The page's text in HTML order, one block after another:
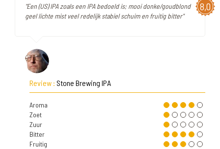
8,0
"Een (US) IPA zoals een IPA bedoeld is; mooi donke/goudblond
geel lichte mist veel redelijk stabiel schuim en fruitig bitter"
Review : Stone Brewing IPA
Aroma
Zoet
Zuur
Bitter
Fruitig